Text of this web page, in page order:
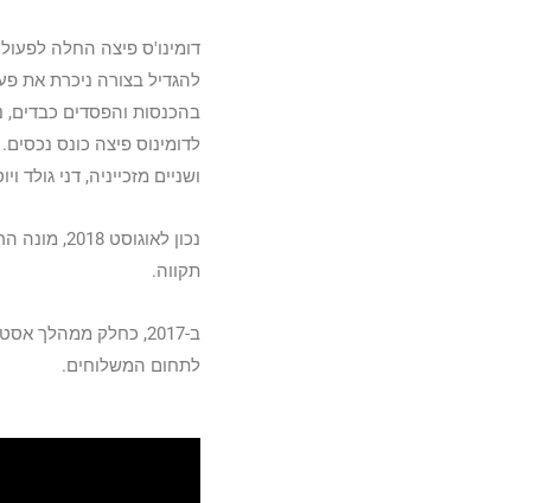
להגדיל בצורה ניכרת את
ושניים מזכייניה, דני גולד ויוסי
תקווה.
ב-2017, כחלק ממהלך אסטרטגי שיווקי, מינתה הרשת
לתחום המשלוחים.